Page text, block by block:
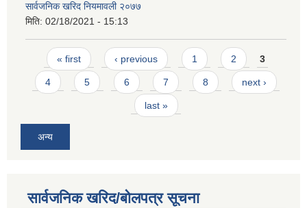
सार्वजनिक खरिद नियमावली २०७७
मिति: 02/18/2021 - 15:13
Pages
« first ‹ previous 1 2 3
4 5 6 7 8 next ›
last »
अन्य
सार्वजनिक खरिद/बोलपत्र सूचना